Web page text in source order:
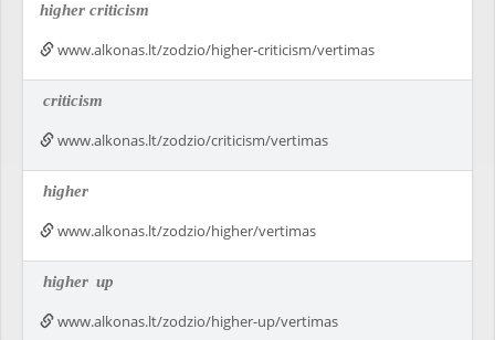
higher criticism
www.alkonas.lt/zodzio/higher-criticism/vertimas
criticism
www.alkonas.lt/zodzio/criticism/vertimas
higher
www.alkonas.lt/zodzio/higher/vertimas
higher up
www.alkonas.lt/zodzio/higher-up/vertimas